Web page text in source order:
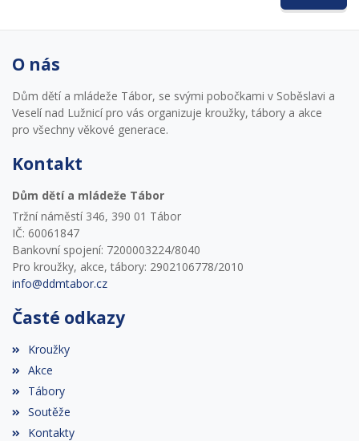
O nás
Dům dětí a mládeže Tábor, se svými pobočkami v Soběslavi a
Veselí nad Lužnicí pro vás organizuje kroužky, tábory a akce
pro všechny věkové generace.
Kontakt
Dům dětí a mládeže Tábor
Tržní náměstí 346, 390 01 Tábor
IČ: 60061847
Bankovní spojení: 7200003224/8040
Pro kroužky, akce, tábory: 2902106778/2010
info@ddmtabor.cz
Časté odkazy
Kroužky
Akce
Tábory
Soutěže
Kontakty